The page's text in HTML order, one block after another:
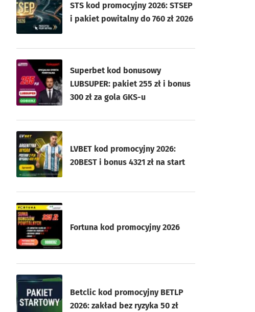
STS kod promocyjny 2026: STSEP
i pakiet powitalny do 760 zł 2026
Superbet kod bonusowy
LUBSUPER: pakiet 255 zł i bonus
300 zł za gola GKS-u
LVBET kod promocyjny 2026:
20BEST i bonus 4321 zł na start
Fortuna kod promocyjny 2026
Betclic kod promocyjny BETLP
2026: zakład bez ryzyka 50 zł